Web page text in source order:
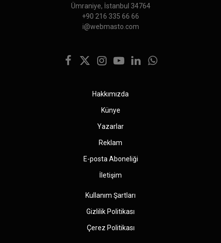
Ümraniye, İstanbul 34764
+90 216 335 66 66
i@webmasto.com
Facebook
X
Instagram
YouTubeLinkedInWhatsApp
Hakkımızda
Künye
Yazarlar
Reklam
E-posta Aboneliği
İletişim
Kullanım Şartları
Gizlilik Politikası
Çerez Politikası